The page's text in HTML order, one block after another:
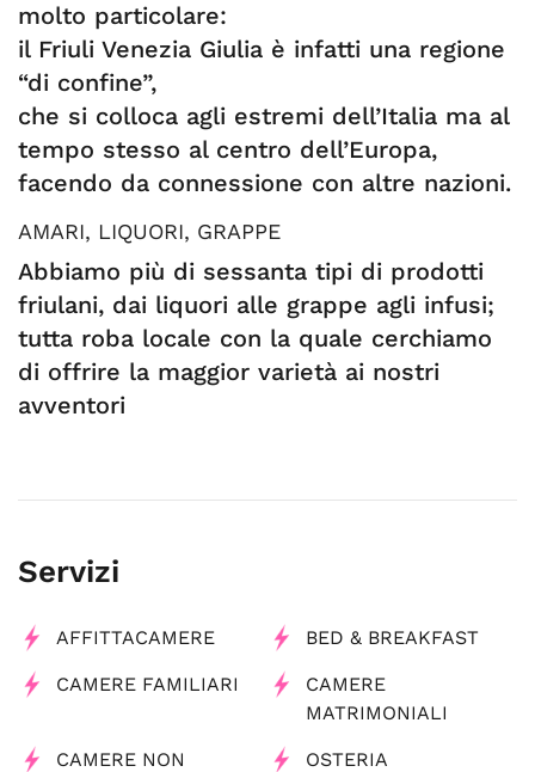
molto particolare:
il Friuli Venezia Giulia è infatti una regione
“di confine”,
che si colloca agli estremi dell’Italia ma al
tempo stesso al centro dell’Europa,
facendo da connessione con altre nazioni.
AMARI, LIQUORI, GRAPPE
Abbiamo più di sessanta tipi di prodotti
friulani, dai liquori alle grappe agli infusi;
tutta roba locale con la quale cerchiamo
di offrire la maggior varietà ai nostri
avventori
Servizi
AFFITTACAMERE BED & BREAKFAST
CAMERE FAMILIARI
CAMERE
MATRIMONIALI
CAMERE NON
OSTERIA